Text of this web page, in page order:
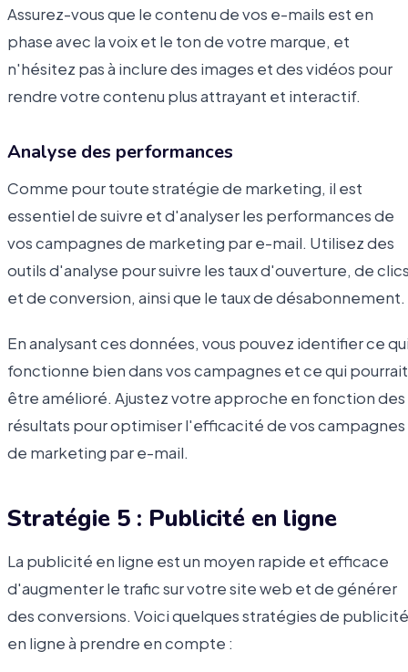
Assurez-vous que le contenu de vos e-mails est en
phase avec la voix et le ton de votre marque, et
n'hésitez pas à inclure des images et des vidéos pour
rendre votre contenu plus attrayant et interactif.
Analyse des performances
Comme pour toute stratégie de marketing, il est
essentiel de suivre et d'analyser les performances de
vos campagnes de marketing par e-mail. Utilisez des
outils d'analyse pour suivre les taux d'ouverture, de
et de conversion, ainsi que le taux de désabonnement.
En analysant ces données, vous pouvez identifier ce
fonctionne bien dans vos campagnes et ce qui pourrait
être amélioré. Ajustez votre approche en fonction des
résultats pour optimiser l'efficacité de vos campagnes
de marketing par e-mail.
Stratégie 5 : Publicité en ligne
La publicité en ligne est un moyen rapide et efficace
d'augmenter le trafic sur votre site web et de générer
des conversions. Voici quelques stratégies de publicité
en ligne à prendre en compte :